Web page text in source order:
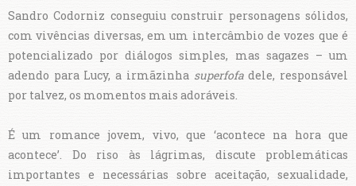
Sandro Codorniz conseguiu construir personagens sólidos,
com vivências diversas, em um intercâmbio de vozes que é
potencializado por diálogos simples, mas sagazes – um
adendo para Lucy, a irmãzinha superfofadele, responsável
por talvez, os momentos mais adoráveis.
É um romance jovem, vivo, que ‘acontece na hora que
acontece’. Do riso às lágrimas, discute problemáticas
importantes e necessárias sobre aceitação, sexualidade,